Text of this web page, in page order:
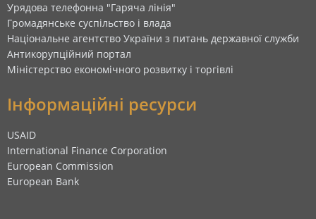
Урядова телефонна "Гаряча лінія"
Громадянське суспільство і влада
Національне агентство України з питань державної служби
Антикорупційний портал
Міністерство економічного розвитку і торгівлі
Інформаційні ресурси
USAID
International Finance Corporation
European Commission
European Bank